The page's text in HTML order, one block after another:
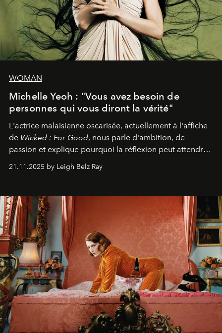
WOMAN
Michelle Yeoh : "Vous avez besoin de
personnes qui vous diront la vérité"
L'actrice malaisienne oscarisée, actuellement à l'affiche
de Wicked : For Good, nous parle d'ambition, de
passion et explique pourquoi la réflexion peut attendre.
personnage qui dit : 'C'est mon désir, mon ambition, ma
21.11.2025 by Leigh Belz Ray